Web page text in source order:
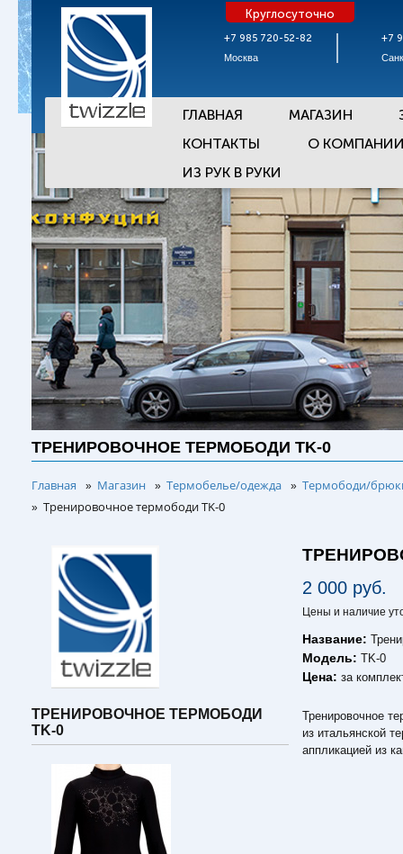
+7 985 720-52-82
Москва
Круглосуточно
+7
ГЛАВНАЯ МАГАЗИН
КОНТАКТЫ
О
ИЗ РУК В РУКИ
ТРЕНИРОВОЧНОЕ ТЕРМОБОДИ TK-0
Главная » Магазин » Термобелье/одежда » Термободи/
» Тренировочное термободи TK-0
ТРЕНИРОВОЧНОЕ ТЕРМОБОДИ
TK-0
2 000 руб.
Цены и наличие
Название:
Модель:TK-0
Цена:за
Тренировочное
из итальянской
аппликацией из